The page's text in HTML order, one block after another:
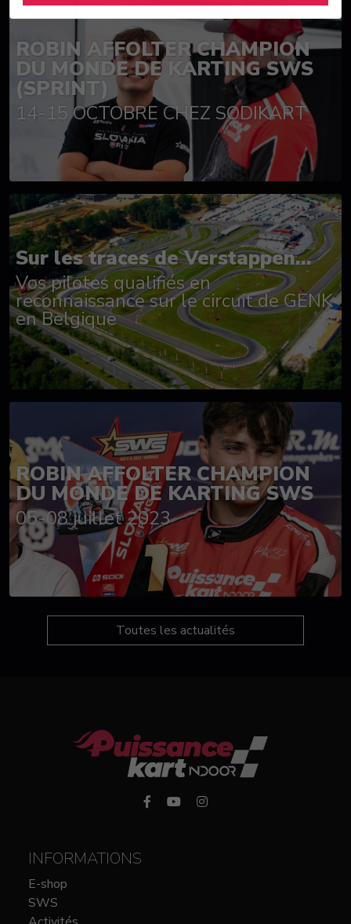
ROBIN AFFOLTER CHAMPION
DU MONDE DE KARTING SWS
(SPRINT)
14-15 OCTOBRE CHEZ SODIKART
Sur les traces de Verstappen...
Vos pilotes qualifiés en
reconnaissance sur le circuit de GENK
en Belgique
ROBIN AFFOLTER CHAMPION
DU MONDE DE KARTING SWS
05-08 juillet 2023
Toutes les actualités
INFORMATIONS
E-shop
SWS